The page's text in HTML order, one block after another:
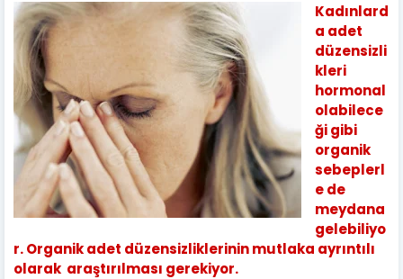
Kadınlard
a adet
düzensizli
kleri
hormonal
olabilece
ği gibi
organik
sebeplerl
e de
meydana
gelebiliyo
r. Organik adet düzensizliklerinin mutlaka ayrıntılı
olarak araştırılması gerekiyor.